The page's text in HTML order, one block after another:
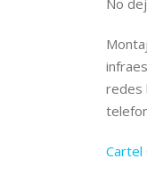
No
redes
Cartel